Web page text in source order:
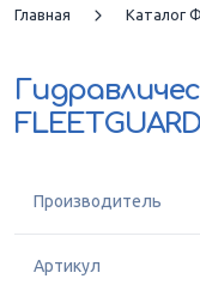
Главная Каталог
FLEETGUARD
Производитель
Артикул